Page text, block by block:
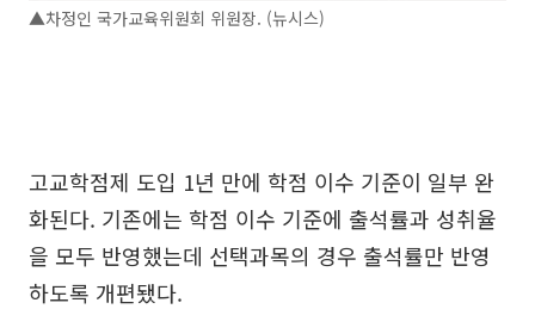
▲차정인 국가교육위원회 위원장. (뉴시스)
고교학점제 도입 1년 만에 학점 이수 기준이 일부 완
화된다. 기존에는 학점 이수 기준에 출석률과 성취율
을 모두 반영했는데 선택과목의 경우 출석률만 반영
하도록 개편됐다.